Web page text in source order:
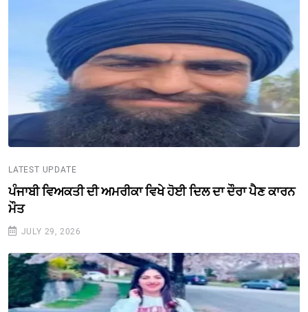
LATEST UPDATE
ਪੰਜਾਬੀ ਵਿਅਕਤੀ ਦੀ ਅਮਰੀਕਾ ਵਿਖੇ ਹੋਈ ਦਿਲ ਦਾ ਦੌਰਾ ਪੈਣ ਕਾਰਨ
ਮੌਤ
JULY 29, 2026